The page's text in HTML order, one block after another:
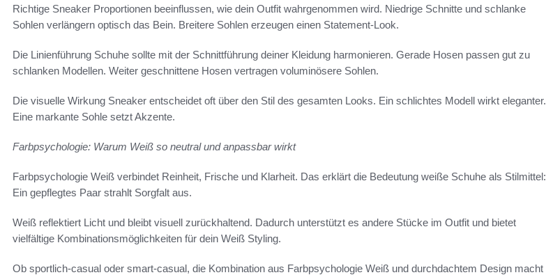
Richtige Sneaker Proportionen beeinflussen, wie dein Outfit wahrgenommen wird. Niedrige Schnitte und schlanke
Sohlen verlängern optisch das Bein. Breitere Sohlen erzeugen einen Statement-Look.
Die Linienführung Schuhe sollte mit der Schnittführung deiner Kleidung harmonieren. Gerade Hosen passen gut zu
schlanken Modellen. Weiter geschnittene Hosen vertragen voluminösere Sohlen.
Die visuelle Wirkung Sneaker entscheidet oft über den Stil des gesamten Looks. Ein schlichtes Modell wirkt eleganter.
Eine markante Sohle setzt Akzente.
Farbpsychologie: Warum Weiß so neutral und anpassbar wirkt
Farbpsychologie Weiß verbindet Reinheit, Frische und Klarheit. Das erklärt die Bedeutung weiße Schuhe als Stilmittel:
Ein gepflegtes Paar strahlt Sorgfalt aus.
Weiß reflektiert Licht und bleibt visuell zurückhaltend. Dadurch unterstützt es andere Stücke im Outfit und bietet
vielfältige Kombinationsmöglichkeiten für dein Weiß Styling.
Ob sportlich-casual oder smart-casual, die Kombination aus Farbpsychologie Weiß und durchdachtem Design macht